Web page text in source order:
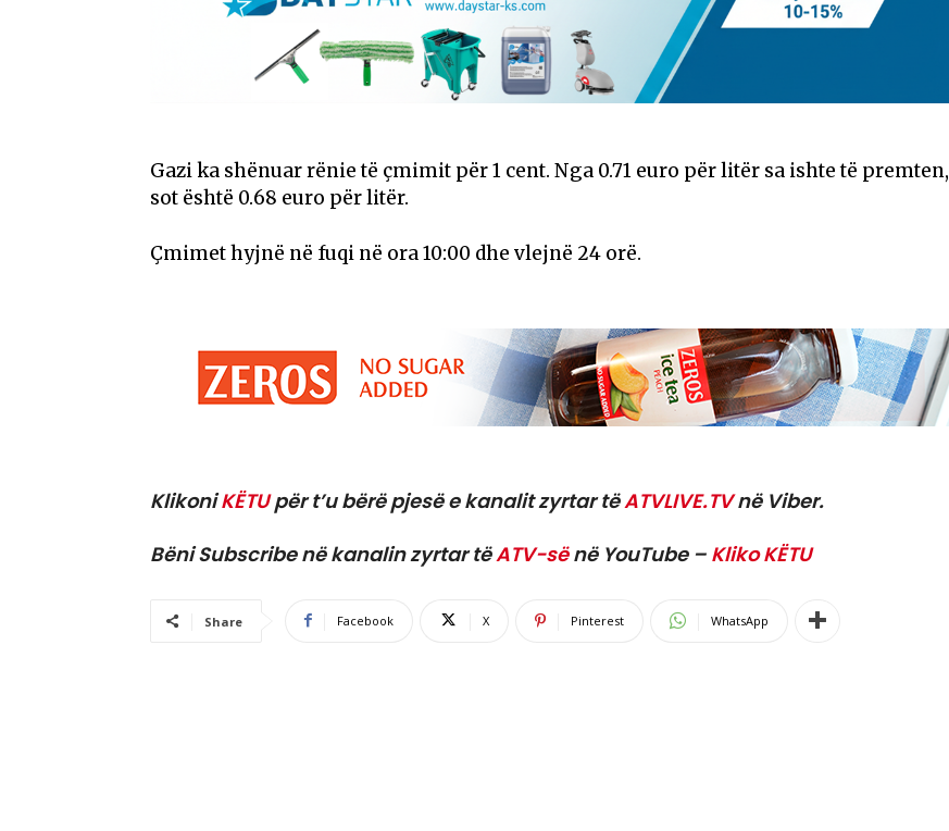
Gazi ka shënuar rënie të çmimit për 1 cent. Nga 0.71 euro për litër sa ishte të premten,
sot është 0.68 euro për litër.
Çmimet hyjnë në fuqi në ora 10:00 dhe vlejnë 24 orë.
KlikoniKËTUpër t’u bërë pjesë e kanalit zyrtar tëATVLIVE.TVnë Viber.
Bëni Subscribe në kanalin zyrtar tëATV-sënë YouTube – Kliko KËTU
Share Facebook X Pinterest WhatsApp